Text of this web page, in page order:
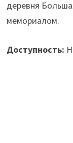
деревня
мемориалом.
Доступность: